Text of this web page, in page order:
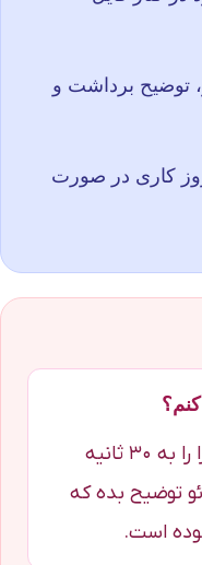
توضیح برداشت و
کاری در صورت
بخش پرتأکید را انتخاب کن، اجرا را به ۳۰ ثانیه
توضیح بده که
است.